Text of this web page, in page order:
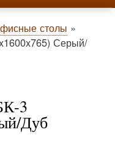
мебели
столы
Серый/
3
Дуб